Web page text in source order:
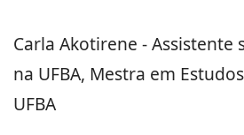
Carla Akotirene - Assistente
na UFBA, Mestra em
UFBA